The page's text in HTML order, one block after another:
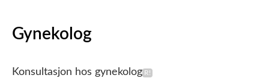
Gynekolog
Konsultasjon hos gynekolog